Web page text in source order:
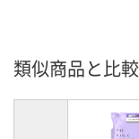
類似商品と比較